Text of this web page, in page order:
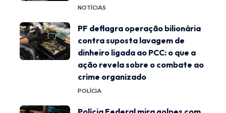
NOTÍCIAS
PF deflagra operação bilionária
contra suposta lavagem de
dinheiro ligada ao PCC: o que a
ação revela sobre o combate ao
crime organizado
POLÍCIA